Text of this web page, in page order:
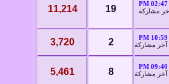
02:47 PM
19
11,214
10:59 PM
2
3,720
09:40 PM
8
5,461